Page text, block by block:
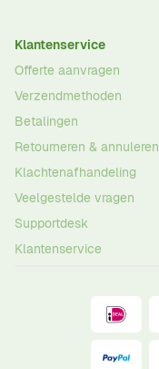
Klantenservice
Offerte aanvragen
Verzendmethoden
Betalingen
Retourneren & annuleren
Klachtenafhandeling
Veelgestelde vragen
Supportdesk
Klantenservice